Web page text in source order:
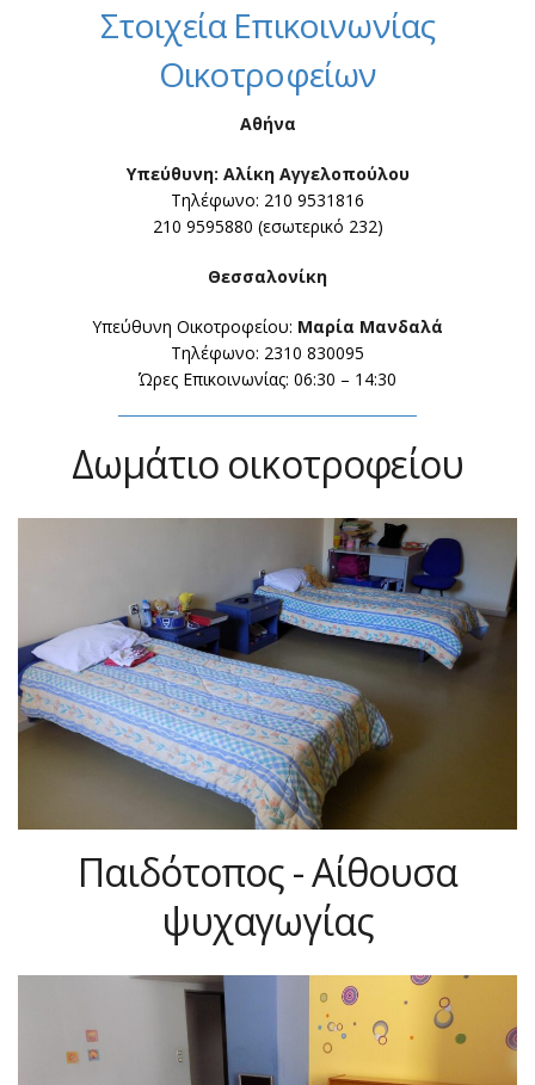
Στοιχεία Επικοινωνίας
Οικοτροφείων
Αθήνα
Υπεύθυνη: Αλίκη Αγγελοπούλου
Τηλέφωνο: 210 9531816
210 9595880 (εσωτερικό 232)
Θεσσαλονίκη
Υπεύθυνη Οικοτροφείου: Μαρία Μανδαλά
Τηλέφωνο: 2310 830095
Ώρες Επικοινωνίας: 06:30 – 14:30
Δωμάτιο οικοτροφείου
Παιδότοπος - Αίθουσα
ψυχαγωγίας